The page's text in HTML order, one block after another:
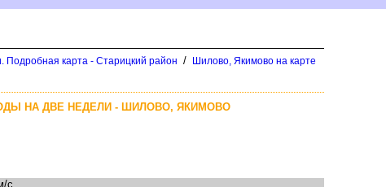
Подробная карта - Старицкий район / Шилово, Якимово на карте
НА ДВЕ НЕДЕЛИ - ШИЛОВО, ЯКИМОВО
с